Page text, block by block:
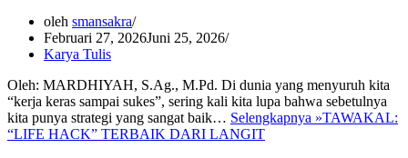
oleh smansakra
Februari 27, 2026Juni 25, 2026
Karya Tulis
Oleh: MARDHIYAH, S.Ag., M.Pd. Di dunia yang menyuruh kita
“kerja keras sampai sukes”, sering kali kita lupa bahwa sebetulnya
kita punya strategi yang sangat baik… Selengkapnya »TAWAKAL:
“LIFE HACK” TERBAIK DARI LANGIT